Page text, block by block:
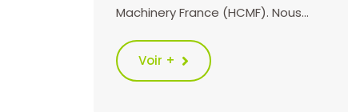
Machinery France (HCMF). Nous…
Voir +